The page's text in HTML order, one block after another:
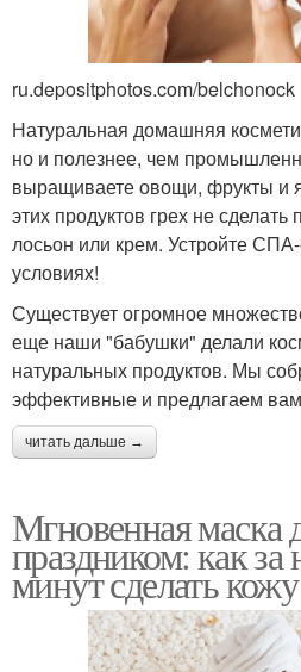
ru.depositphotos.com/belchonock
Натуральная домашняя
но и полезнее, чем
выращиваете овощи, фрукты и
этих продуктов грех не сделать
лосьон или крем. Устройте
условиях!
Существует огромное
еще наши "бабушки" делали
натуральных продуктов. Мы
эффективные и предлагаем
читать дальше →
Мгновенная маска
праздником: как за
минут сделать